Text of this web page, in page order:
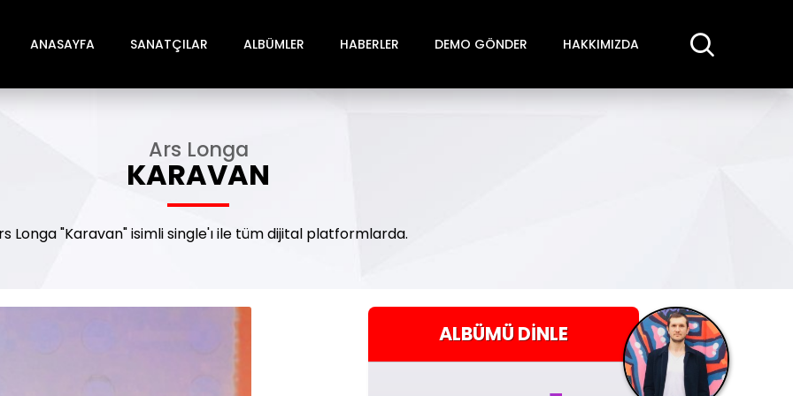
ANASAYFA SANATÇILAR ALBÜMLER HABERLER DEMO GÖNDER HAKKIMIZDA
Ars Longa
KARAVAN
Longa "Karavan" isimli single'ı ile tüm dijital platformlarda.
ALBÜMÜDINLE